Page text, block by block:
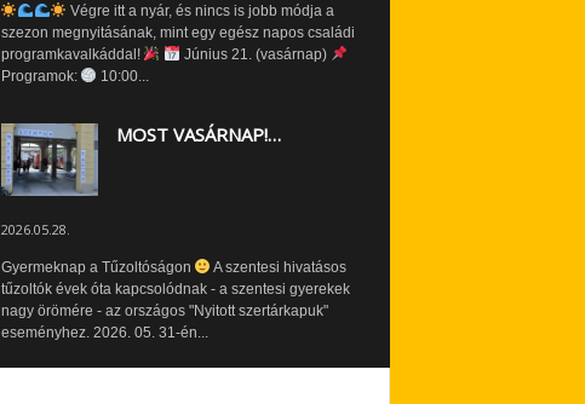
Végre itt a nyár, és nincs is jobb módja a
szezon megnyitásának, mint egy egész napos családi
programkavalkáddal!
Június 21. (vasárnap)
Programok:
10:00...
MOST VASÁRNAP!…
2026.05.28.
Gyermeknap a Tűzoltóságon
A szentesi hivatásos
tűzoltók évek óta kapcsolódnak - a szentesi gyerekek
nagy örömére - az országos "Nyitott szertárkapuk"
eseményhez. 2026. 05. 31-én...